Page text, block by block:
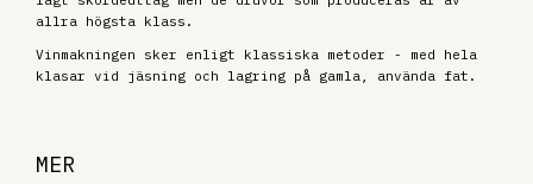
allra högsta klass.
Vinmakningen sker enligt klassiska metoder - med hela
klasar vid jäsning och lagring på gamla, använda fat.
MER